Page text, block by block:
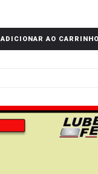
ADICIONAR AO CARRINHO